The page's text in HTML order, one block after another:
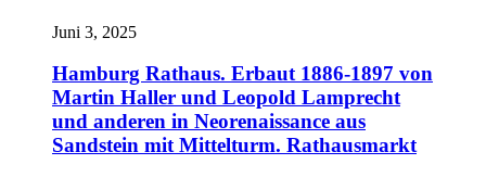
Juni 3, 2025
Hamburg Rathaus. Erbaut 1886-1897 von
Martin Haller und Leopold Lamprecht
und anderen in Neorenaissance aus
Sandstein mit Mittelturm. Rathausmarkt